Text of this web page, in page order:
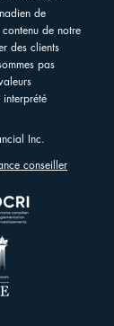
de
de notre
des clients
pas
Inc.
conseiller